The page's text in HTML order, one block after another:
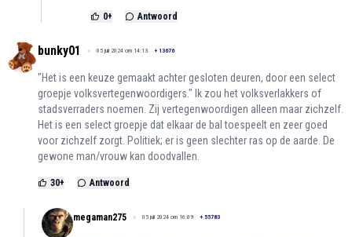
0+ Antwoord
bunky01 05 juli 2024 om 14:13 + 13676
"Het is een keuze gemaakt achter gesloten deuren, door een select
groepje volksvertegenwoordigers." Ik zou het volksverlakkers of
stadsverraders noemen. Zij vertegenwoordigen alleen maar zichzelf.
Het is een select groepje dat elkaar de bal toespeelt en zeer goed
voor zichzelf zorgt. Politiek; er is geen slechter ras op de aarde. De
gewone man/vrouw kan doodvallen.
30+ Antwoord
megaman275 05 juli 2024 om 16:09 + 55783